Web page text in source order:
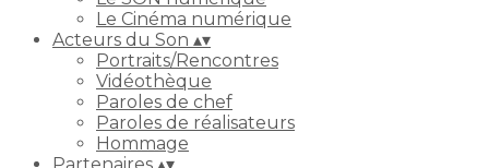
Le Cinéma numérique
Acteurs du Son ▴▾
Portraits/Rencontres
Vidéothèque
Paroles de chef
Paroles de réalisateurs
Hommage